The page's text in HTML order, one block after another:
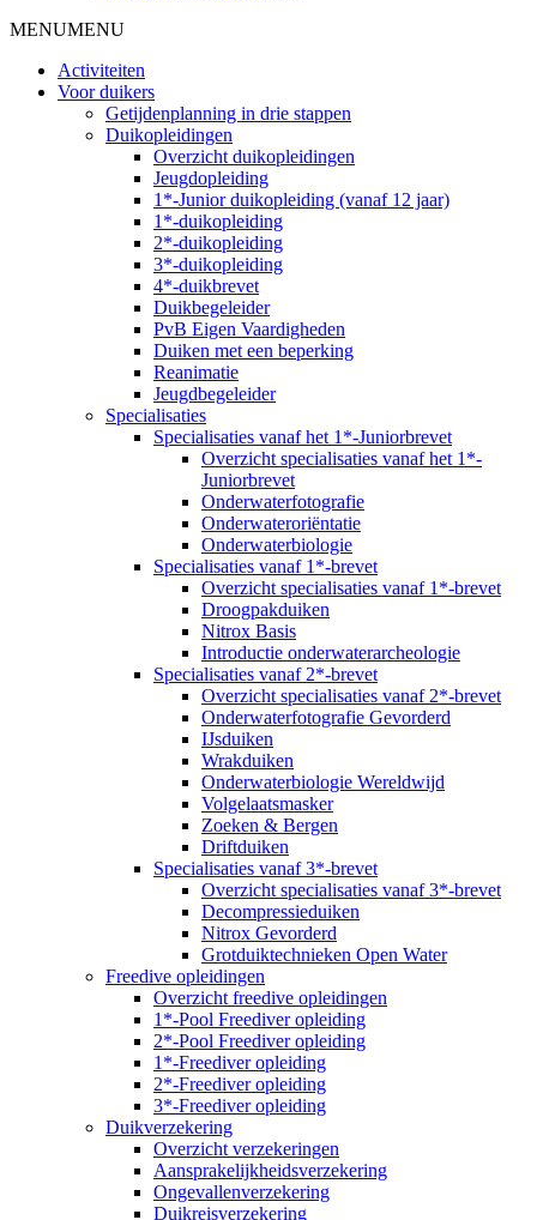
MENUMENU
Activiteiten
Voor duikers
Getijdenplanning in drie stappen
Duikopleidingen
Overzicht duikopleidingen
Jeugdopleiding
1*-Junior duikopleiding (vanaf 12 jaar)
1*-duikopleiding
2*-duikopleiding
3*-duikopleiding
4*-duikbrevet
Duikbegeleider
PvB Eigen Vaardigheden
Duiken met een beperking
Reanimatie
Jeugdbegeleider
Specialisaties
Specialisaties vanaf het 1*-Juniorbrevet
Overzicht specialisaties vanaf het 1*-
Juniorbrevet
Onderwaterfotografie
Onderwateroriëntatie
Onderwaterbiologie
Specialisaties vanaf 1*-brevet
Overzicht specialisaties vanaf 1*-brevet
Droogpakduiken
Nitrox Basis
Introductie onderwaterarcheologie
Specialisaties vanaf 2*-brevet
Overzicht specialisaties vanaf 2*-brevet
Onderwaterfotografie Gevorderd
IJsduiken
Wrakduiken
Onderwaterbiologie Wereldwijd
Volgelaatsmasker
Zoeken & Bergen
Driftduiken
Specialisaties vanaf 3*-brevet
Overzicht specialisaties vanaf 3*-brevet
Decompressieduiken
Nitrox Gevorderd
Grotduiktechnieken Open Water
Freedive opleidingen
Overzicht freedive opleidingen
1*-Pool Freediver opleiding
2*-Pool Freediver opleiding
1*-Freediver opleiding
2*-Freediver opleiding
3*-Freediver opleiding
Duikverzekering
Overzicht verzekeringen
Aansprakelijkheidsverzekering
Ongevallenverzekering
Duikreisverzekering